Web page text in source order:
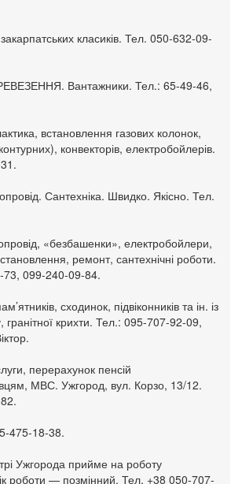
класиків. Тел. 050-632-09-
Вантажники. Тел.: 65-49-46,
встановлення газових колонок,
конвекторів, електробойлерів.
Сантехніка. Швидко. Якісно. Тел.
«безбашенки», електробойлери,
ремонт, сантехнічні роботи.
099-240-09-84.
сходинок, підвіконників та ін. із
гранітної крихти. Тел.: 095-707-92-09,
перерахунок пенсій
МВС. Ужгород, вул. Корзо, 13/12.
475-18-38.
Ужгорода прийме на роботу
роботи — позмінний. Тел. +38 050-707-